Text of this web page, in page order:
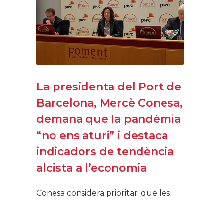
La presidenta del Port de
Barcelona, Mercè Conesa,
demana que la pandèmia
“no ens aturi” i destaca
indicadors de tendència
alcista a l’economia
Conesa considera prioritari que les